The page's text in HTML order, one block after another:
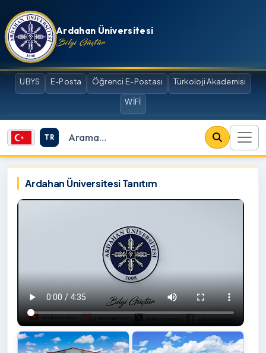
İçeriğe atla
Ardahan Üniversitesi
Bilgi Güçtür
UBYS E-Posta Öğrenci E-Postası Türkoloji Akademisi
WİFİ
TR
Site içi arama
Ardahan Üniversitesi
Ardahan Üniversitesi Tanıtım